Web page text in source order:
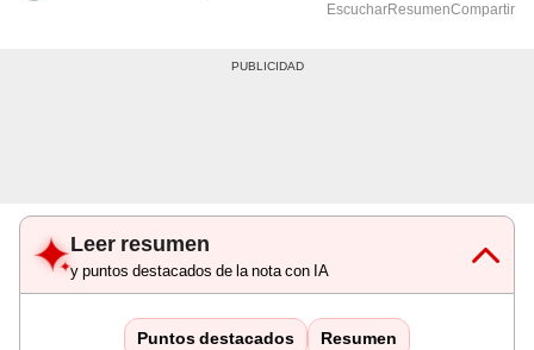
EscucharResumenCompartir
Leer resumen
y puntos destacados de la nota con IA
Puntos destacados Resumen